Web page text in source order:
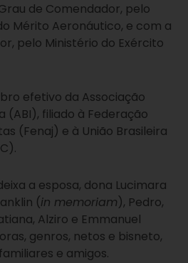
de Comendador, pelo
Mérito Aeronáutico, e com a
pelo Ministério do Exército
efetivo da Associação
(ABI), filiado à Federação
(Fenaj) e à União Brasileira
a esposa, dona Lucimara
(in memoriam), Pedro,
Alziro e Emmanuel
genros, netos e bisneto,
e amigos.